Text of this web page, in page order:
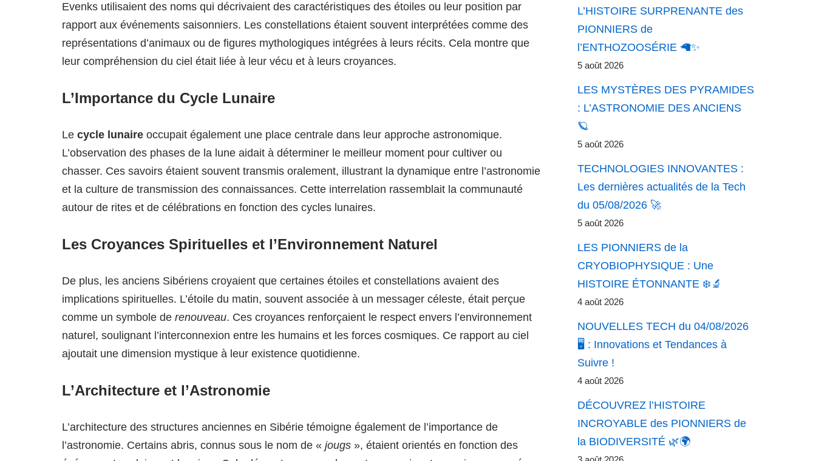
Evenks utilisaient des noms qui décrivaient des caractéristiques des étoiles ou leur position par
rapport aux événements saisonniers. Les constellations étaient souvent interprétées comme des
représentations d’animaux ou de figures mythologiques intégrées à leurs récits. Cela montre que
leur compréhension du ciel était liée à leur vécu et à leurs croyances.
L’Importance du Cycle Lunaire
Le cycle lunaire occupait également une place centrale dans leur approche astronomique.
L’observation des phases de la lune aidait à déterminer le meilleur moment pour cultiver ou
chasser. Ces savoirs étaient souvent transmis oralement, illustrant la dynamique entre l’astronomie
et la culture de transmission des connaissances. Cette interrelation rassemblait la communauté
autour de rites et de célébrations en fonction des cycles lunaires.
Les Croyances Spirituelles et l’Environnement Naturel
De plus, les anciens Sibériens croyaient que certaines étoiles et constellations avaient des
implications spirituelles. L’étoile du matin, souvent associée à un messager céleste, était perçue
comme un symbole de renouveau. Ces croyances renforçaient le respect envers l’environnement
naturel, soulignant l’interconnexion entre les humains et les forces cosmiques. Ce rapport au ciel
ajoutait une dimension mystique à leur existence quotidienne.
L’Architecture et l’Astronomie
L’architecture des structures anciennes en Sibérie témoigne également de l’importance de
l’astronomie. Certains abris, connus sous le nom de « jougs », étaient orientés en fonction des
L’HISTOIRE SURPRENANTE des
PIONNIERS de
l’ENTHOZOOSÉRIE 🦙✨
5 août 2026
LES MYSTÈRES DES PYRAMIDES
: L’ASTRONOMIE DES ANCIENS
🪐
5 août 2026
TECHNOLOGIES INNOVANTES :
Les dernières actualités de la Tech
du 05/08/2026 🚀
5 août 2026
LES PIONNIERS de la
CRYOBIOPHYSIQUE : Une
HISTOIRE ÉTONNANTE ❄️🔬
4 août 2026
NOUVELLES TECH du 04/08/2026
🖥️ : Innovations et Tendances à
Suivre !
4 août 2026
DÉCOUVREZ l’HISTOIRE
INCROYABLE des PIONNIERS de
la BIODIVERSITÉ 🌿🌍